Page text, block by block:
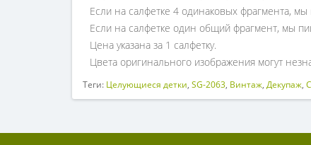
Если на салфетке 4 одинаковых фрагмента,
Если на салфетке один общий фрагмент, мы
Цена указана за 1 салфетку.
Цвета оригинального изображения могут
Теги: Целующиеся детки, SG-2063, Винтаж, Декупаж,